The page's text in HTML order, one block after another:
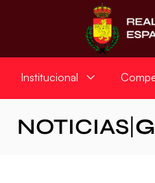
Institucional
NOTICIAS